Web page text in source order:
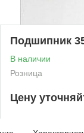
Подшипник
В наличии
Розница
Цену